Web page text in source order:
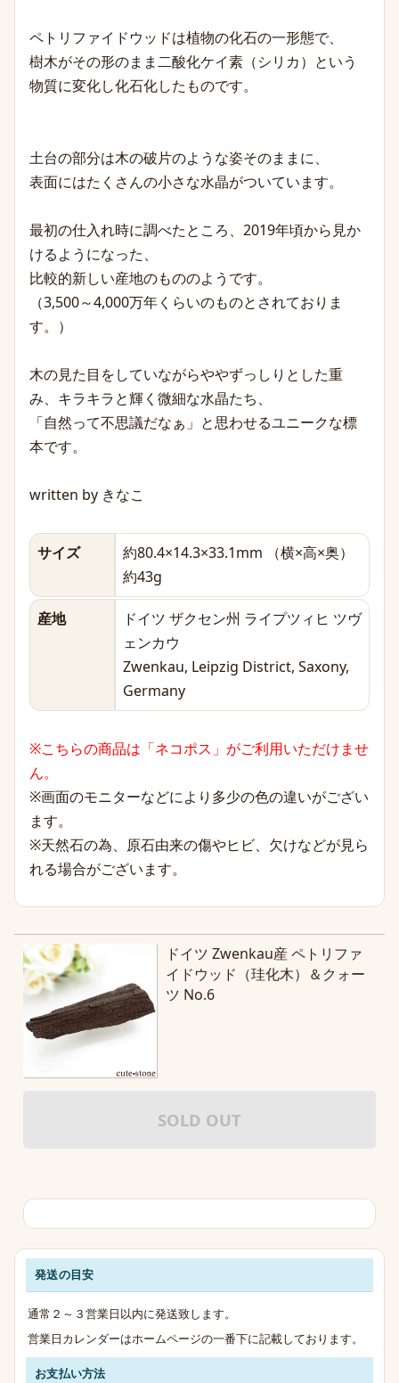
ペトリファイドウッドは植物の化石の一形態で、
樹木がその形のまま二酸化ケイ素（シリカ）という
物質に変化し化石化したものです。
土台の部分は木の破片のような姿そのままに、
表面にはたくさんの小さな水晶がついています。
最初の仕入れ時に調べたところ、2019年頃から見か
けるようになった、
比較的新しい産地のもののようです。
（3,500～4,000万年くらいのものとされておりま
す。）
木の見た目をしていながらややずっしりとした重
み、キラキラと輝く微細な水晶たち、
「自然って不思議だなぁ」と思わせるユニークな標
本です。
written by きなこ
サイズ
約80.4×14.3×33.1mm （横×高×奥）
約43g
産地
ドイツ ザクセン州 ライプツィヒ ツヴ
ェンカウ
Zwenkau, Leipzig District, Saxony,
Germany
※こちらの商品は「ネコポス」がご利用いただけませ
ん。
※画面のモニターなどにより多少の色の違いがござい
ます。
※天然石の為、原石由来の傷やヒビ、欠けなどが見ら
れる場合がございます。
ドイツ Zwenkau産 ペトリファ
イドウッド（珪化木）＆クォー
ツ No.6
SOLD OUT
発送・お支払い・送料のご案内
発送の目安
通常２～３営業日以内に発送致します。
営業日カレンダーはホームページの一番下に記載しております。
お支払い方法